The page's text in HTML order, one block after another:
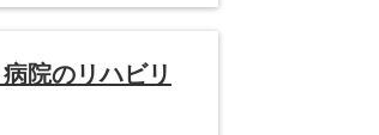
院のリハビリ